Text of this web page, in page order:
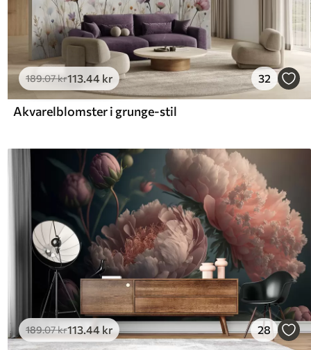
189.07kr113.44 kr 32
Akvarelblomster i grunge-stil
189.07kr113.44 kr 28